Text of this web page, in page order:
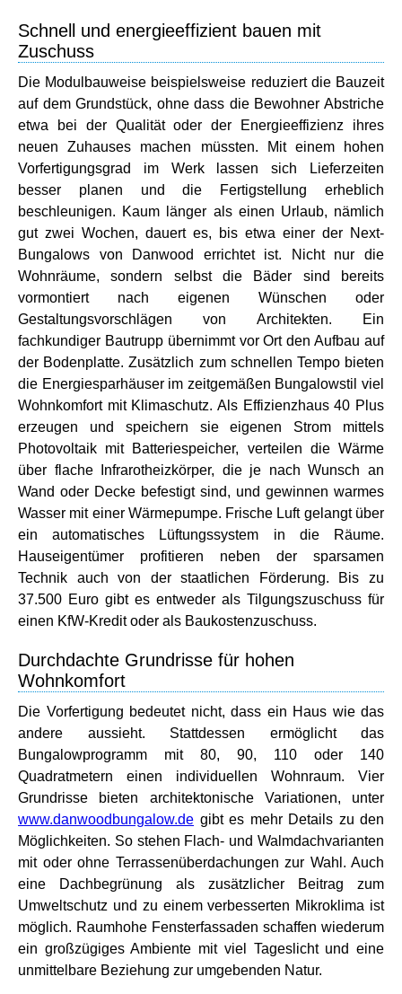
Schnell und energieeffizient bauen mit
Zuschuss
Die Modulbauweise beispielsweise reduziert die Bauzeit
auf dem Grundstück, ohne dass die Bewohner Abstriche
etwa bei der Qualität oder der Energieeffizienz ihres
neuen Zuhauses machen müssten. Mit einem hohen
Vorfertigungsgrad im Werk lassen sich Lieferzeiten
besser planen und die Fertigstellung erheblich
beschleunigen. Kaum länger als einen Urlaub, nämlich
gut zwei Wochen, dauert es, bis etwa einer der Next-
Bungalows von Danwood errichtet ist. Nicht nur die
Wohnräume, sondern selbst die Bäder sind bereits
vormontiert nach eigenen Wünschen oder
Gestaltungsvorschlägen von Architekten. Ein
fachkundiger Bautrupp übernimmt vor Ort den Aufbau auf
der Bodenplatte. Zusätzlich zum schnellen Tempo bieten
die Energiesparhäuser im zeitgemäßen Bungalowstil viel
Wohnkomfort mit Klimaschutz. Als Effizienzhaus 40 Plus
erzeugen und speichern sie eigenen Strom mittels
Photovoltaik mit Batteriespeicher, verteilen die Wärme
über flache Infrarotheizkörper, die je nach Wunsch an
Wand oder Decke befestigt sind, und gewinnen warmes
Wasser mit einer Wärmepumpe. Frische Luft gelangt über
ein automatisches Lüftungssystem in die Räume.
Hauseigentümer profitieren neben der sparsamen
Technik auch von der staatlichen Förderung. Bis zu
37.500 Euro gibt es entweder als Tilgungszuschuss für
einen KfW-Kredit oder als Baukostenzuschuss.
Durchdachte Grundrisse für hohen
Wohnkomfort
Die Vorfertigung bedeutet nicht, dass ein Haus wie das
andere aussieht. Stattdessen ermöglicht das
Bungalowprogramm mit 80, 90, 110 oder 140
Quadratmetern einen individuellen Wohnraum. Vier
Grundrisse bieten architektonische Variationen, unter
www.danwoodbungalow.de gibt es mehr Details zu den
Möglichkeiten. So stehen Flach- und Walmdachvarianten
mit oder ohne Terrassenüberdachungen zur Wahl. Auch
eine Dachbegrünung als zusätzlicher Beitrag zum
Umweltschutz und zu einem verbesserten Mikroklima ist
möglich. Raumhohe Fensterfassaden schaffen wiederum
ein großzügiges Ambiente mit viel Tageslicht und eine
unmittelbare Beziehung zur umgebenden Natur.